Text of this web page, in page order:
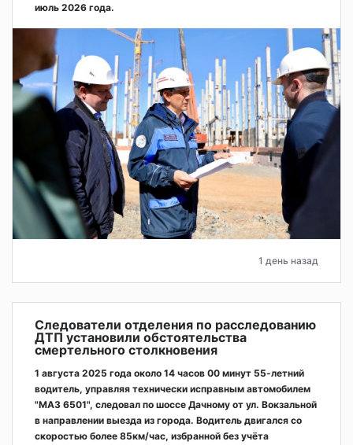
июль 2026 года.
1 день назад
Следователи отделения по расследованию
ДТП установили обстоятельства
смертельного столкновения
1 августа 2025 года около 14 часов 00 минут 55-летний
водитель, управляя технически исправным автомобилем
"МАЗ 6501", следовал по шоссе Дачному от ул. Вокзальной
в направлении выезда из города. Водитель двигался со
скоростью более 85км/час, избранной без учёта